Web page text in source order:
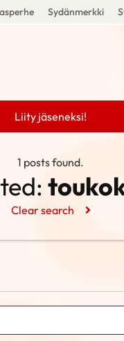
Sydänmerkki
Liity jäseneksi!
1 posts found.
Clear search